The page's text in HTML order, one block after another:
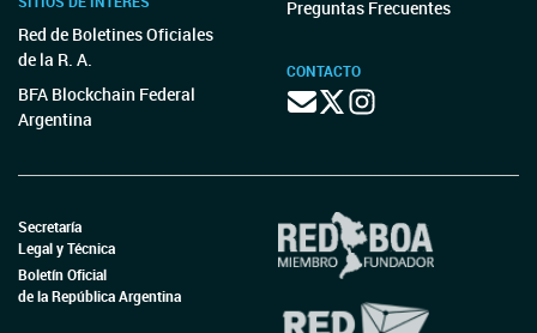
Red de Boletines Oficiales
de la R. A.
BFA Blockchain Federal
Argentina
Preguntas Frecuentes
CONTACTO
Secretaría
Legal y Técnica
Boletín Oficial
de la República Argentina